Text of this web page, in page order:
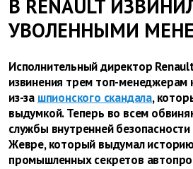
В RENAULT
УВОЛЕННЫМИ
Исполнительный директор
извинения трем топ-менеджерам
из-за шпионского скандала,
выдумкой. Теперь во всем
службы внутренней
Жевре, который выдумал
промышленных секретов